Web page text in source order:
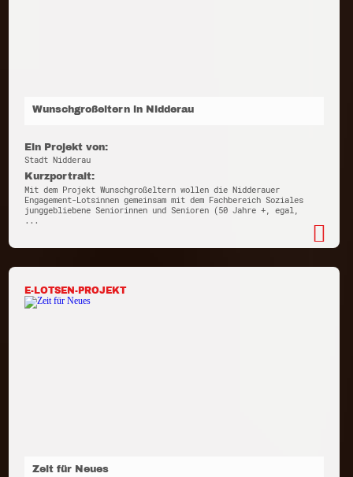
Wunschgroßeltern in Nidderau
Ein Projekt von:
Stadt Nidderau
Kurzportrait:
Mit dem Projekt Wunschgroßeltern wollen die Nidderauer
Engagement-Lotsinnen gemeinsam mit dem Fachbereich Soziales
junggebliebene Seniorinnen und Senioren (50 Jahre +, egal,
...
E-LOTSEN-PROJEKT
Zeit für Neues